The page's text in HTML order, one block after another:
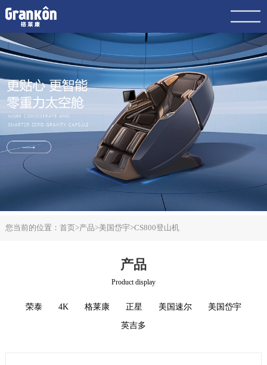
网站首页
品牌
荣泰
4K
产品
动态
联系
您当前的位置： 首页>产品>美国岱宇>CS800登山机
产品
Product display
荣泰 4K 格莱康 正星 美国速尔 美国岱宇
英吉多